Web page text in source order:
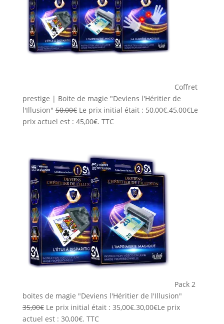
Coffret
prestige | Boite de magie "Deviens l'Héritier de
l'Illusion" 50,00€ Le prix initial était : 50,00€.45,00€Le
prix actuel est : 45,00€. TTC
Pack 2
boites de magie "Deviens l'Héritier de l'Illusion"
35,00€ Le prix initial était : 35,00€.30,00€Le prix
actuel est : 30,00€. TTC